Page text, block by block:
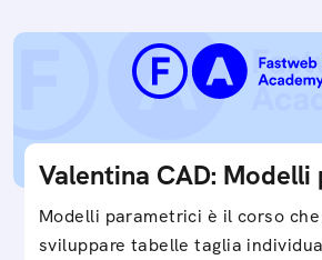
Valentina CAD:
Modelli parametrici è il corso
sviluppare tabelle taglia